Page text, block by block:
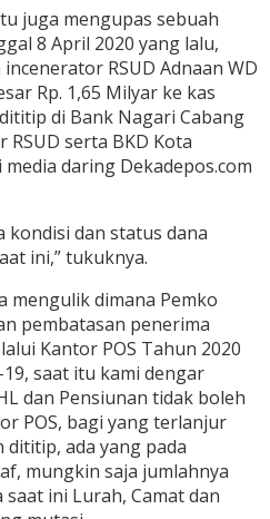
juga mengupas sebuah
8 April 2020 yang lalu,
RSUD Adnaan WD
Rp. 1,65 Milyar ke kas
di Bank Nagari Cabang
serta BKD Kota
daring Dekadepos.com
kondisi dan status dana
ini,” tukuknya.
mengulik dimana Pemko
pembatasan penerima
Kantor POS Tahun 2020
saat itu kami dengar
dan Pensiunan tidak boleh
POS, bagi yang terlanjur
dititip, ada yang pada
mungkin saja jumlahnya
ini Lurah, Camat dan